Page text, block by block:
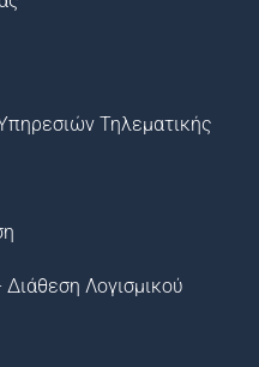
Τηλεματικής
Λογισμικού